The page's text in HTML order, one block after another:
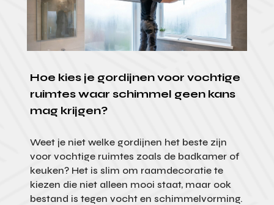
Hoe kies je gordijnen voor vochtige
ruimtes waar schimmel geen kans
mag krijgen?
Weet je niet welke gordijnen het beste zijn
voor vochtige ruimtes zoals de badkamer of
keuken? Het is slim om raamdecoratie te
kiezen die niet alleen mooi staat, maar ook
bestand is tegen vocht en schimmelvorming.